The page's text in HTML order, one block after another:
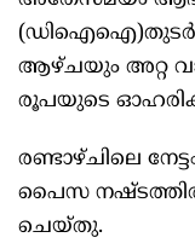
ആഴ്ചയും അറ്റ
രൂപയുടെ
രണ്ടാഴ്ചിലെ
പൈസ നഷ്ടത്തില്‍
ചെയ്തു.